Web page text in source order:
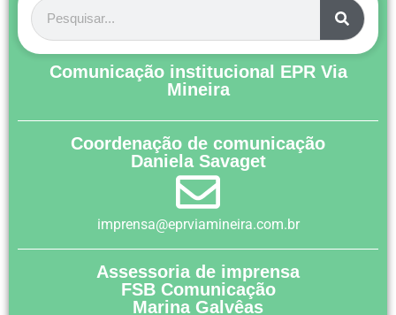
Comunicação institucional EPR Via
Mineira
Coordenação de comunicação
Daniela Savaget
imprensa@eprviamineira.com.br
Assessoria de imprensa
FSB Comunicação
Marina Galvêas